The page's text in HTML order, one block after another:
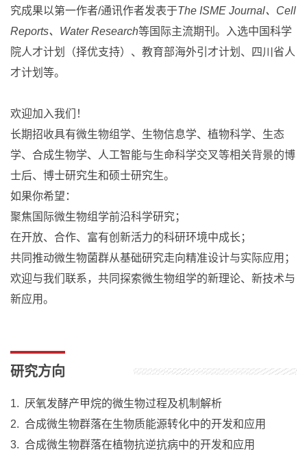
究成果以第一作者/通讯作者发表于The ISME Journal、Cell
Reports、Water Research等国际主流期刊。入选中国科学
院人才计划（择优支持）、教育部海外引才计划、四川省人
才计划等。
欢迎加入我们！
长期招收具有微生物组学、生物信息学、植物科学、生态
学、合成生物学、人工智能与生命科学交叉等相关背景的博
士后、博士研究生和硕士研究生。
如果你希望：
聚焦国际微生物组学前沿科学研究；
在开放、合作、富有创新活力的科研环境中成长；
共同推动微生物菌群从基础研究走向精准设计与实际应用；
欢迎与我们联系，共同探索微生物组学的新理论、新技术与
新应用。
研究方向
1. 厌氧发酵产甲烷的微生物过程及机制解析
2. 合成微生物群落在生物质能源转化中的开发和应用
3. 合成微生物群落在植物抗逆抗病中的开发和应用